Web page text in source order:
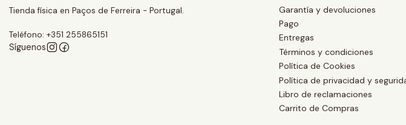
Tienda física en Paços de Ferreira - Portugal.
Teléfono: +351 255865151
Síguenos
Garantía y devoluciones
Pago
Entregas
Términos y condiciones
Política de Cookies
Política de privacidad y
Libro de reclamaciones
Carrito de Compras